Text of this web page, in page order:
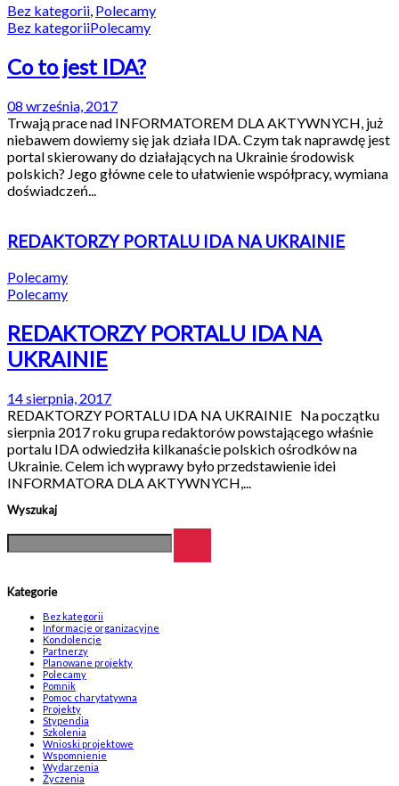
Bez kategorii Polecamy
Bez kategoriiPolecamy
Co to jest IDA?
08 września, 2017
Trwają prace nad INFORMATOREM DLA AKTYWNYCH, już
niebawem dowiemy się jak działa IDA. Czym tak naprawdę jest
portal skierowany do działających na Ukrainie środowisk
polskich? Jego główne cele to ułatwienie współpracy, wymiana
doświadczeń...
REDAKTORZY PORTALU IDA NA UKRAINIE
Polecamy
Polecamy
REDAKTORZY PORTALU IDA NA
UKRAINIE
14 sierpnia, 2017
REDAKTORZY PORTALU IDA NA UKRAINIE Na początku
sierpnia 2017 roku grupa redaktorów powstającego właśnie
portalu IDA odwiedziła kilkanaście polskich ośrodków na
Ukrainie. Celem ich wyprawy było przedstawienie idei
INFORMATORA DLA AKTYWNYCH,...
Wyszukaj
Kategorie
Bez kategorii
Informacje organizacyjne
Kondolencje
Partnerzy
Planowane projekty
Polecamy
Pomnik
Pomoc charytatywna
Projekty
Stypendia
Szkolenia
Wnioski projektowe
Wspomnienie
Wydarzenia
Życzenia